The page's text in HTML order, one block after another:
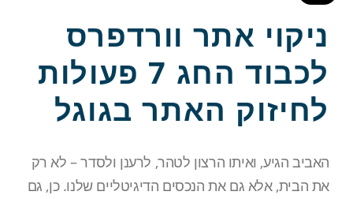
ניקוי אתר וורדפרס
לכבוד החג 7 פעולות
לחיזוק האתר בגוגל
האביב הגיע, ואיתו הרצון לטהר, לרענן ולסדר – לא רק
את הבית, אלא גם את הנכסים הדיגיטליים שלנו. כן, גם